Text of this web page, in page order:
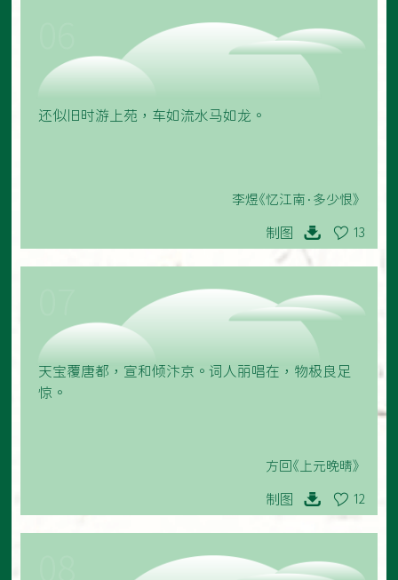
还似旧时游上苑，车如流水马如龙。
李煜《忆江南·多少恨》
制图 13
天宝覆唐都，宣和倾汴京。词人丽唱在，物极良足
惊。
方回《上元晚晴》
制图 12